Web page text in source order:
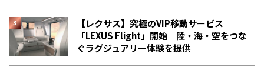
【レクサス】究極のVIP移動サービス
「LEXUS Flight」開始 陸・海・空をつな
ぐラグジュアリー体験を提供